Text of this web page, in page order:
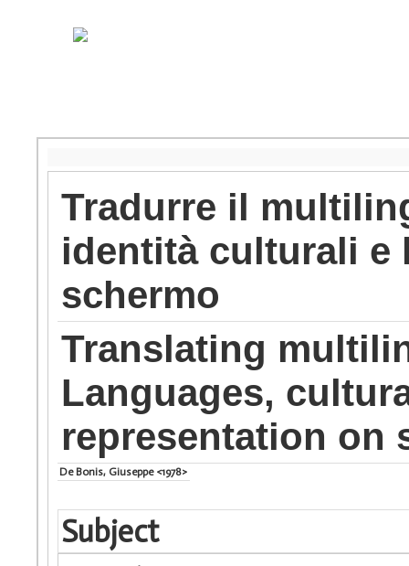
Tradurre il
identità culturali e
schermo
Translating
Languages,
representation on
De Bonis, Giuseppe <1978>
Subject